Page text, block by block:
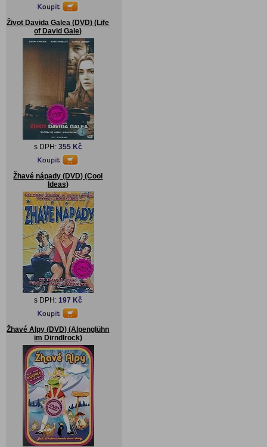
Život Davida Galea (DVD) (Life
of David Gale)
s DPH: 355 Kč
Žhavé nápady (DVD) (Cool
Ideas)
s DPH: 197 Kč
Žhavé Alpy (DVD) (Alpenglühn
im Dirndlrock)